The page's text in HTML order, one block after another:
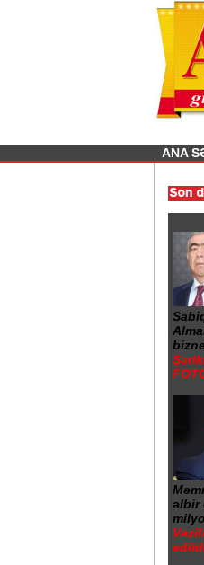
Previous
ANA
Media və
əlbir